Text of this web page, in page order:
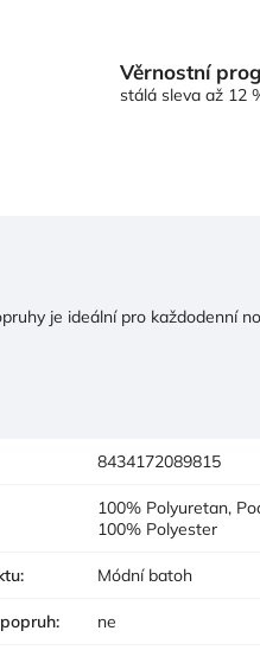
Věrnostní
stálá sleva až 12
je ideální pro každodenní
8434172089815
100% Polyuretan,
100% Polyester
: Módní batoh
: ne